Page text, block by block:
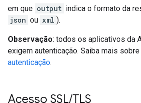
em que output indica o formato da
json ou xml ).
Observação: todos os aplicativos da
exigem autenticação. Saiba mais sobre
autenticação.
Acesso SSL/TLS